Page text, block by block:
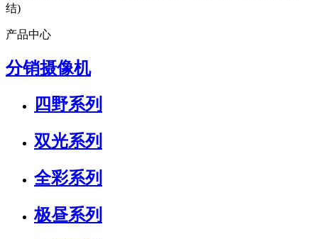
结)
产品中心
分销摄像机
四野系列
双光系列
全彩系列
极昼系列